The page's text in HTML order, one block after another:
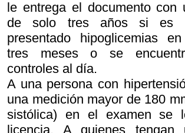
le entrega el documento con
de solo tres años si es
presentado hipoglicemias
tres meses o se
controles al día.
A una persona con
una medición mayor de 180
sistólica) en el examen se
licencia. A quienes tengan